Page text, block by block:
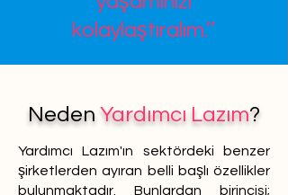
kolaylaştıralım.’’
Neden Yardımcı Lazım?
Yardımcı Lazım'ın sektördeki benzer
şirketlerden ayıran belli başlı özellikler
bulunmaktadır. Bunlardan birincisi;